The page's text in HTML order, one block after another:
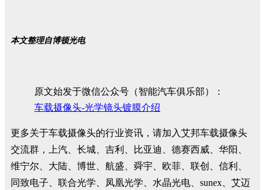
本文整理自博顿光电
原文始发于微信公众号（智能汽车俱乐部）：
车载摄像头-光学镜头镀膜介绍
更多关于车载摄像头的行业资讯，请加入艾邦车载摄像头
交流群，上汽、长城、吉利、比亚迪、德赛西威、华阳、
维宁尔、大陆、博世、航盛、舜宇、欧菲、联创、信利、
同致电子、联合光学、凤凰光学、水晶光电、sunex、艾迈